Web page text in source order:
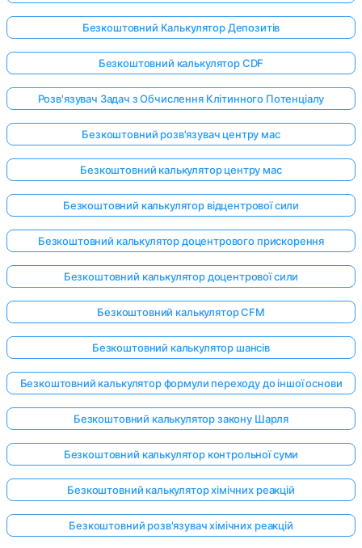
Безкоштовний Калькулятор Депозитів
Безкоштовний калькулятор CDF
Розв'язувач Задач з Обчислення Клітинного Потенціалу
Безкоштовний розв'язувач центру мас
Безкоштовний калькулятор центру мас
Безкоштовний калькулятор відцентрової сили
Безкоштовний калькулятор доцентрового прискорення
Безкоштовний калькулятор доцентрової сили
Безкоштовний калькулятор CFM
Безкоштовний калькулятор шансів
Безкоштовний калькулятор формули переходу до іншої основи
Безкоштовний калькулятор закону Шарля
Безкоштовний калькулятор контрольної суми
Безкоштовний калькулятор хімічних реакцій
Безкоштовний розв'язувач хімічних реакцій